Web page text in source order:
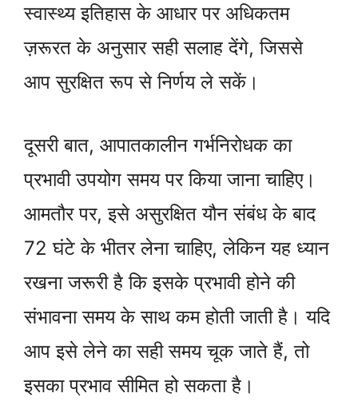
स्वास्थ्य इतिहास के आधार पर अधिकतम
ज़रूरत के अनुसार सही सलाह देंगे, जिससे
आप सुरक्षित रूप से निर्णय ले सकें।
दूसरी बात, आपातकालीन गर्भनिरोधक का
प्रभावी उपयोग समय पर किया जाना चाहिए।
आमतौर पर, इसे असुरक्षित यौन संबंध के बाद
72 घंटे के भीतर लेना चाहिए, लेकिन यह ध्यान
रखना जरूरी है कि इसके प्रभावी होने की
संभावना समय के साथ कम होती जाती है। यदि
आप इसे लेने का सही समय चूक जाते हैं, तो
इसका प्रभाव सीमित हो सकता है।